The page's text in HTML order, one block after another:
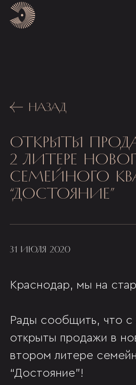
НАЗАД
ОТКРЫТЫ
2 ЛИТЕРЕ
СЕМЕЙНОГО
“ДОСТОЯНИЕ”
31 ИЮЛЯ 2020
Краснодар, мы на
Рады сообщить, что с
открыты продажи в
втором литере
“Достояние”!